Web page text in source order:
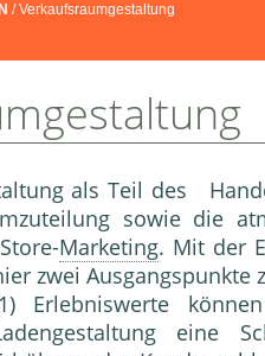
/ Verkaufsraumgestaltung
als Teil des
sowie die
Marketing. Mit der
zwei Ausgangspunkte
Erlebniswerte
eine